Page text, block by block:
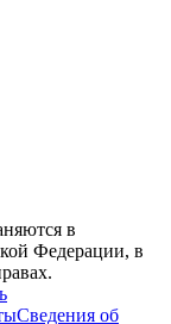
в
Федерации, в
Сведения об